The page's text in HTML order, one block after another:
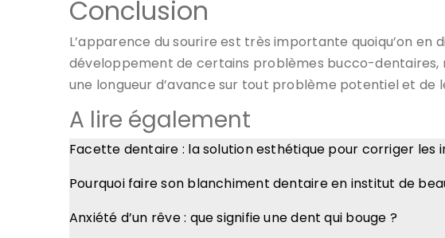
Conclusion
L’apparence du sourire est très importante quoiqu’on
développement de certains problèmes bucco-dentaires,
une longueur d’avance sur tout problème potentiel et de
A lire également
Facette dentaire : la solution esthétique pour corriger les
Pourquoi faire son blanchiment dentaire en institut de
Anxiété d’un rêve : que signifie une dent qui bouge ?